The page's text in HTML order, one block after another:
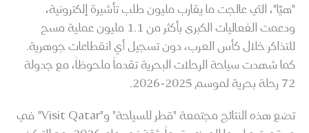
"هيّا"، التي عالجت ما يقارب مليون طلب تأشيرة إلكترونية،
ودعمت الفعاليات الكبرى بأكثر من 1.1 مليون عملية مسح
للتذاكر خلال كأس العرب، دون تسجيل أي انقطاعات جوهرية.
كما شهدت سياحة الرحلات البحرية تقدماً ملحوظاً، مع جدولة
72 رحلة بحرية لموسم 2025-2026.
تضع هذه النتائج مجتمعة "قطر للسياحة" و"Visit Qatar" في